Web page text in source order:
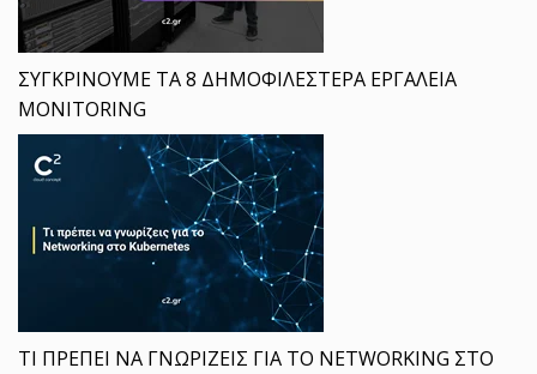
ΣΥΓΚΡΙΝΟΥΜΕ ΤΑ 8 ΔΗΜΟΦΙΛΕΣΤΕΡΑ ΕΡΓΑΛΕΙΑ
MONITORING
ΤΙ ΠΡΕΠΕΙ ΝΑ ΓΝΩΡΙΖΕΙΣ ΓΙΑ ΤΟ NETWORKING ΣΤΟ